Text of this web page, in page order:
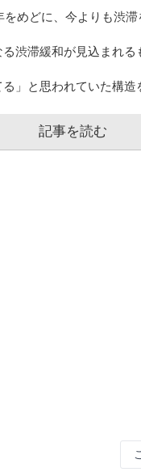
をめどに、今よりも渋
渋滞緩和が見込まれ
る」と思われていた構
記事を読む